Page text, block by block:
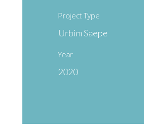
Project Type
Urbim Saepe
Year
2020